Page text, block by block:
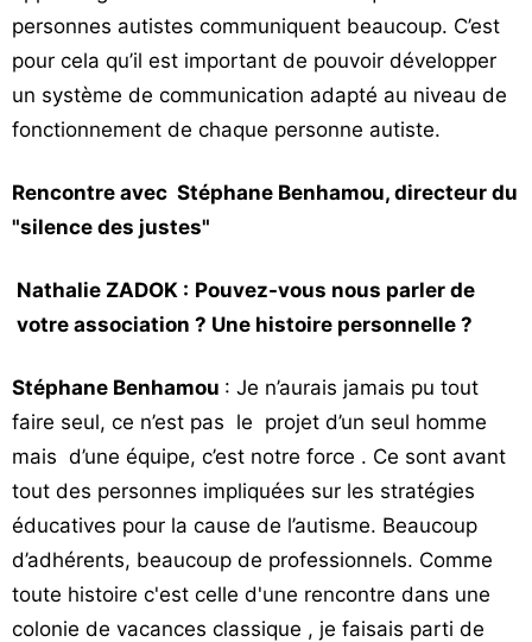
personnes autistes communiquent beaucoup. C’est
pour cela qu’il est important de pouvoir développer
un système de communication adapté au niveau de
fonctionnement de chaque personne autiste.
Rencontre avec Stéphane Benhamou, directeur du
"silence des justes"
Nathalie ZADOK : Pouvez-vous nous parler de
votre association ? Une histoire personnelle ?
Stéphane Benhamou : Je n’aurais jamais pu tout
faire seul, ce n’est pas le projet d’un seul homme
mais d’une équipe, c’est notre force . Ce sont avant
tout des personnes impliquées sur les stratégies
éducatives pour la cause de l’autisme. Beaucoup
d’adhérents, beaucoup de professionnels. Comme
toute histoire c'est celle d'une rencontre dans une
colonie de vacances classique , je faisais parti de